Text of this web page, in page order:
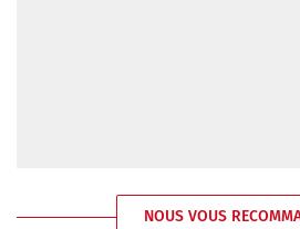
NOUS VOUS